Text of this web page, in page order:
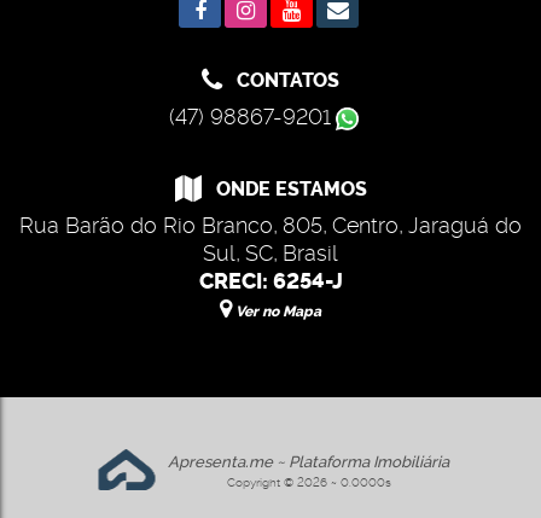
CONTATOS
(47) 98867-9201
ONDE ESTAMOS
Rua Barão do Rio Branco, 805, Centro, Jaraguá do
Sul, SC, Brasil
CRECI: 6254-J
Ver no Mapa
Apresenta.me ~ Plataforma Imobiliária
Copyright © 2026 ~ 0.0000s